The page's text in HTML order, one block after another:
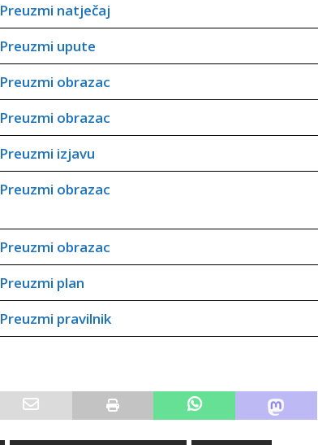
Preuzmi natječaj
Preuzmi upute
Preuzmi obrazac
Preuzmi obrazac
Preuzmi izjavu
Preuzmi obrazac
Preuzmi obrazac
Preuzmi plan
Preuzmi pravilnik